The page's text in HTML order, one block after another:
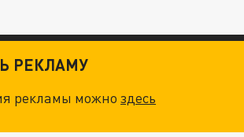
РЕКЛАМУ
рекламы можноздесь